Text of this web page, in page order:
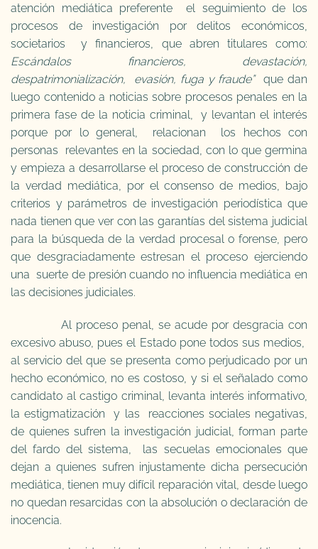
atención mediática preferente el seguimiento de los
procesos de investigación por delitos económicos,
societarios y financieros, que abren titulares como:
Escándalos financieros, devastación,
despatrimonialización, evasión, fuga y fraude”que dan
luego contenido a noticias sobre procesos penales en la
primera fase de la noticia criminal, y levantan el interés
porque por lo general, relacionan los hechos con
personas relevantes en la sociedad, con lo que germina
y empieza a desarrollarse el proceso de construcción de
la verdad mediática, por el consenso de medios, bajo
criterios y parámetros de investigación periodística que
nada tienen que ver con las garantías del sistema judicial
para la búsqueda de la verdad procesal o forense, pero
que desgraciadamente estresan el proceso ejerciendo
una suerte de presión cuando no influencia mediática en
las decisiones judiciales.
Al proceso penal, se acude por desgracia con
excesivo abuso, pues el Estado pone todos sus medios,
al servicio del que se presenta como perjudicado por un
hecho económico, no es costoso, y si el señalado como
candidato al castigo criminal, levanta interés informativo,
la estigmatización y las reacciones sociales negativas,
de quienes sufren la investigación judicial, forman parte
del fardo del sistema, las secuelas emocionales que
dejan a quienes sufren injustamente dicha persecución
mediática, tienen muy difícil reparación vital, desde luego
no quedan resarcidas con la absolución o declaración de
inocencia.